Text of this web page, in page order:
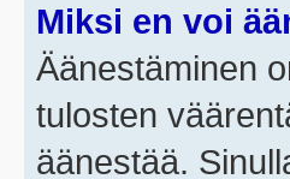
Miksi en voi
Äänestäminen
tulosten
äänestää.